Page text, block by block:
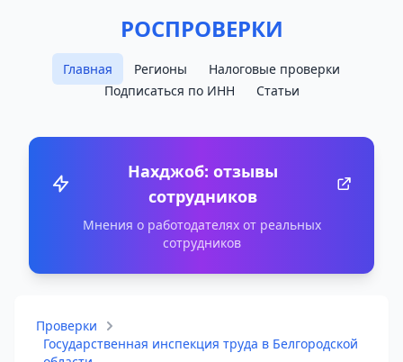
РОСПРОВЕРКИ
Главная Регионы
Налоговые проверки
Подписаться по ИНН
Статьи
Нахджоб: отзывы
сотрудников
Мнения о работодателях от реальных
сотрудников
Проверки
Государственная инспекция труда в Белгородской